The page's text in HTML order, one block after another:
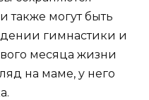
также могут быть
гимнастики и
месяца жизни
на маме, у него